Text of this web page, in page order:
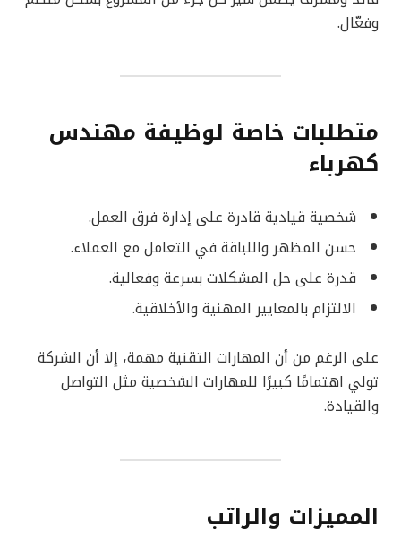
وفعّال.
متطلبات خاصة لوظيفة مهندس
كهرباء
شخصية قيادية قادرة على إدارة فرق العمل.
حسن المظهر واللباقة في التعامل مع العملاء.
قدرة على حل المشكلات بسرعة وفعالية.
الالتزام بالمعايير المهنية والأخلاقية.
على الرغم من أن المهارات التقنية مهمة، إلا أن الشركة
تولي اهتمامًا كبيرًا للمهارات الشخصية مثل التواصل
والقيادة.
المميزات والراتب